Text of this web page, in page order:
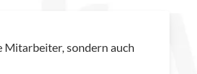
Mitarbeiter, sondern auch